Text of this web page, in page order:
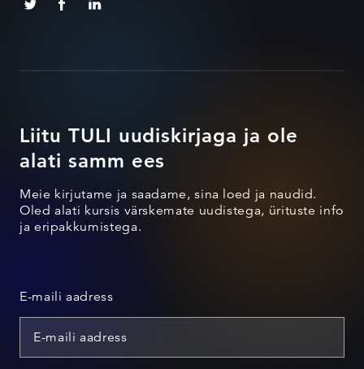
Liitu TULI uudiskirjaga ja ole
alati samm ees
Meie kirjutame ja saadame, sina loed ja naudid.
Oled alati kursis värskemate uudistega, ürituste info
ja eripakkumistega.
E-maili aadress